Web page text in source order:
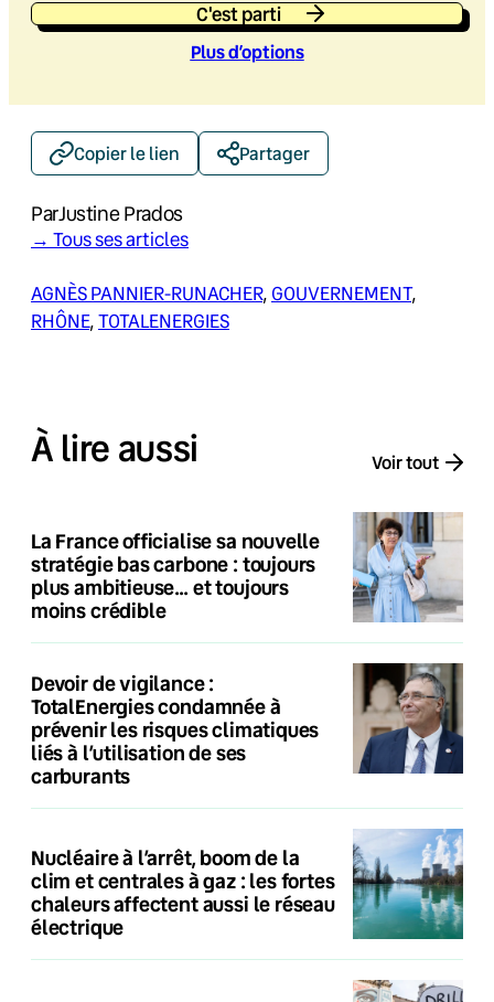
C'est parti
Plus d’options
Copier le lien Partager
ParJustine Prados
→ Tous ses articles
AGNÈS PANNIER-RUNACHER, GOUVERNEMENT
RHÔNE, TOTALENERGIES
À lire aussi Voir tout
La France officialise sa nouvelle
stratégie bas carbone : toujours
plus ambitieuse… et toujours
moins crédible
Devoir de vigilance :
TotalEnergies condamnée à
prévenir les risques climatiques
liés à l’utilisation de ses
carburants
Nucléaire à l’arrêt, boom de la
clim et centrales à gaz : les fortes
chaleurs affectent aussi le réseau
électrique